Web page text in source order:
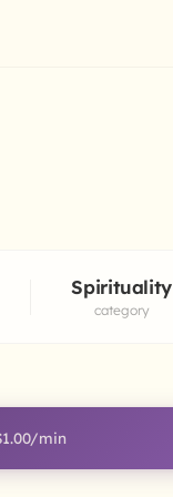
Spirituality
category
/min